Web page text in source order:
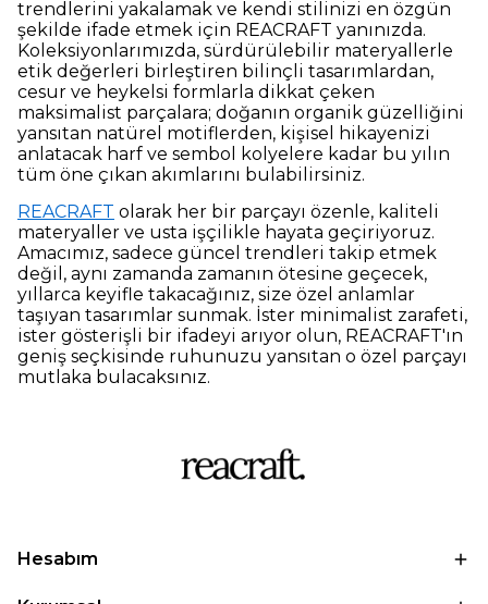
trendlerini yakalamak ve kendi stilinizi en özgün
şekilde ifade etmek için REACRAFT yanınızda.
Koleksiyonlarımızda, sürdürülebilir materyallerle
etik değerleri birleştiren bilinçli tasarımlardan,
cesur ve heykelsi formlarla dikkat çeken
maksimalist parçalara; doğanın organik güzelliğini
yansıtan natürel motiflerden, kişisel hikayenizi
anlatacak harf ve sembol kolyelere kadar bu yılın
tüm öne çıkan akımlarını bulabilirsiniz.
REACRAFT olarak her bir parçayı özenle, kaliteli
materyaller ve usta işçilikle hayata geçiriyoruz.
Amacımız, sadece güncel trendleri takip etmek
değil, aynı zamanda zamanın ötesine geçecek,
yıllarca keyifle takacağınız, size özel anlamlar
taşıyan tasarımlar sunmak. İster minimalist zarafeti,
ister gösterişli bir ifadeyi arıyor olun, REACRAFT'ın
geniş seçkisinde ruhunuzu yansıtan o özel parçayı
mutlaka bulacaksınız.
Hesabım